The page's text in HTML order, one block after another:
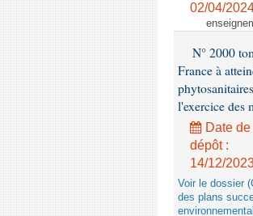
02/04/
N° 2000
France à
l'exercice des
Date de
dépôt :
14/12/
Voir le dossier
des plans